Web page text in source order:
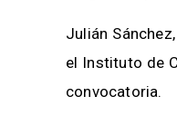
Julián
el Instituto de
convocatoria.